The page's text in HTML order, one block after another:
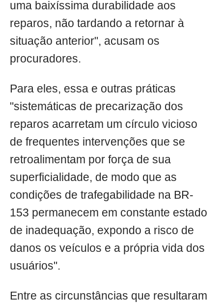
uma baixíssima durabilidade aos
reparos, não tardando a retornar à
situação anterior", acusam os
procuradores.
Para eles, essa e outras práticas
"sistemáticas de precarização dos
reparos acarretam um círculo vicioso
de frequentes intervenções que se
retroalimentam por força de sua
superficialidade, de modo que as
condições de trafegabilidade na BR-
153 permanecem em constante estado
de inadequação, expondo a risco de
danos os veículos e a própria vida dos
usuários".
Entre as circunstâncias que resultaram